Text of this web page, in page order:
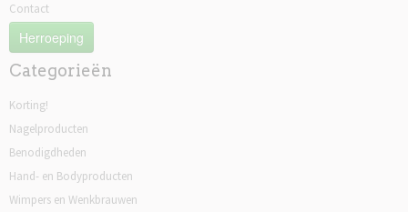
Contact
Herroeping
Categorieën
Korting!
Nagelproducten
Benodigdheden
Hand- en Bodyproducten
Wimpers en Wenkbrauwen